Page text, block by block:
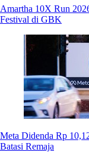
Amartha 10X Run
Festival di GBK
Meta Didenda Rp
Batasi Remaja